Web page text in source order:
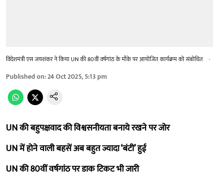
विदेशमंत्री एस जयशंकर ने किया UN की 80वीं वर्षगांठ के मौके पर आयोजित कार्यक्रम को संबोधित -
Published on:24 Oct 2025, 5:13 pm
UN की बहुपक्षवाद की विश्वसनीयता बनाये रखने पर जोर
UN में होने वाली बहसें अब बहुत ज्यादा ‘बंटी’ हुई
UN की 80वीं वर्षगांठ पर डाक टिकट भी जारी